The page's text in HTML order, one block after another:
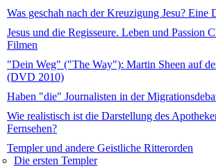
Was geschah nach der Kreuzigung Jesu?
Jesus und die Regisseure. Leben und Passion
Filmen
"Dein Weg" ("The Way"): Martin Sheen auf
(DVD 2010)
Haben "die" Journalisten in der
Wie realistisch ist die Darstellung des
Fernsehen?
Templer und andere Geistliche Ritterorden
Die ersten Templer